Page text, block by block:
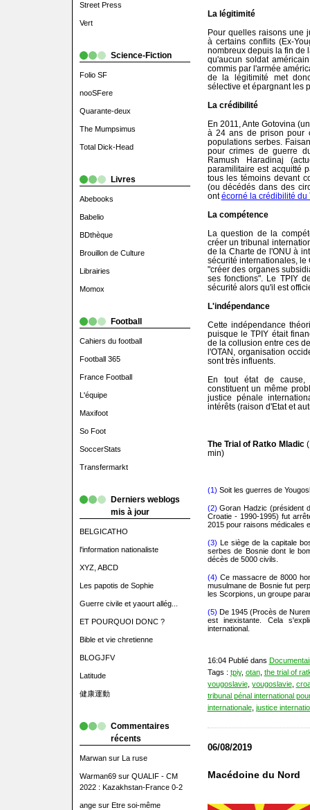
Street Press
Vert
Science-Fiction
Folio SF
nooSFere
Quarante-deux
The Mumpsimus
Total Dick-Head
Livres
Abebooks
Babelio
BDthèque
Brouillon de Culture
Librairies
Momox
Football
Cahiers du football
Football 365
France Football
L'équipe
Maxifoot
So Foot
SoccerStats
Transfermarkt
Derniers weblogs
mis à jour
BELGICATHO
l'information nationaliste
XYZ, ABCD
Les papotis de Sophie
Guerre civile et yaourt allég...
ET POURQUOI DONC ?
Bible et vie chretienne
BLOGJFV
Latitude
健康運動
Commentaires
récents
Marwansur La ruse
Warman69sur QUALIF - CM
2022 : Kazakhstan-France 0-2
angesur Etre soi-même
La légitimité
Pour quelles raisons une
à certains conflits (Ex-
nombreux depuis la fin de
qu'aucun soldat
commis par l'armée
de la légitimité met
sélective et épargnant les
La crédibilité
En 2011, Ante Gotovina
à 24 ans de prison pour
populations serbes.
pour crimes de guerre
Ramush Haradinaj
paramilitaire est acquitté
tous les témoins devant
(ou décédés dans des
ontécorné la crédibilité du
La compétence
La question de la
créer un tribunal
de la Charte de l'ONU à
sécurité internationales, le
"créer des organes
ses fonctions". Le TPIY
sécurité alors qu'il est
L'indépendance
Cette indépendance
puisque le TPIY était
de la collusion entre ces
l'OTAN, organisation
sont très influents.
En tout état de cause,
constituent un même
justice pénale
intérêts (raison d'Etat et
The Trial of Ratko Mladic
min)
(1) Soit les guerres de
(2) Goran Hadzic (président
Croatie - 1990-1995) fut
2015 pour raisons médicales
(3) Le siège de la capitale
serbes de Bosnie dont le
décès de 5000 civils.
(4) Ce massacre de 8000
musulmane de Bosnie fut
les Scorpions, un groupe
(5) De 1945 (Procès de
est inexistante. Cela
international.
16:04 Publié dans
Tags : tpiy, otan, the trial of
yougoslavie, yougoslavie,
tribunal pénal international
internationale, justice
06/08/2019
Macédoine du Nord